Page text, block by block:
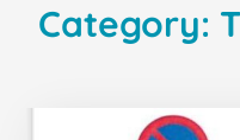
Category: